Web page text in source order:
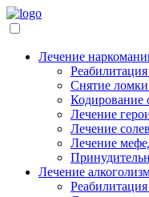
Лечение
Снятие ломки
Кодирование
Лечение
Лечение
Лечение
Лечение